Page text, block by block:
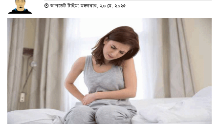
আপডেট টাইম: মঙ্গলবার, ২০ মে, ২০২৫